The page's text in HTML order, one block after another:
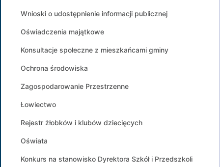
Wnioski o udostępnienie informacji publicznej
Oświadczenia majątkowe
Konsultacje społeczne z mieszkańcami gminy
Ochrona środowiska
Zagospodarowanie Przestrzenne
Łowiectwo
Rejestr żłobków i klubów dziecięcych
Oświata
Konkurs na stanowisko Dyrektora Szkół i Przedszkoli